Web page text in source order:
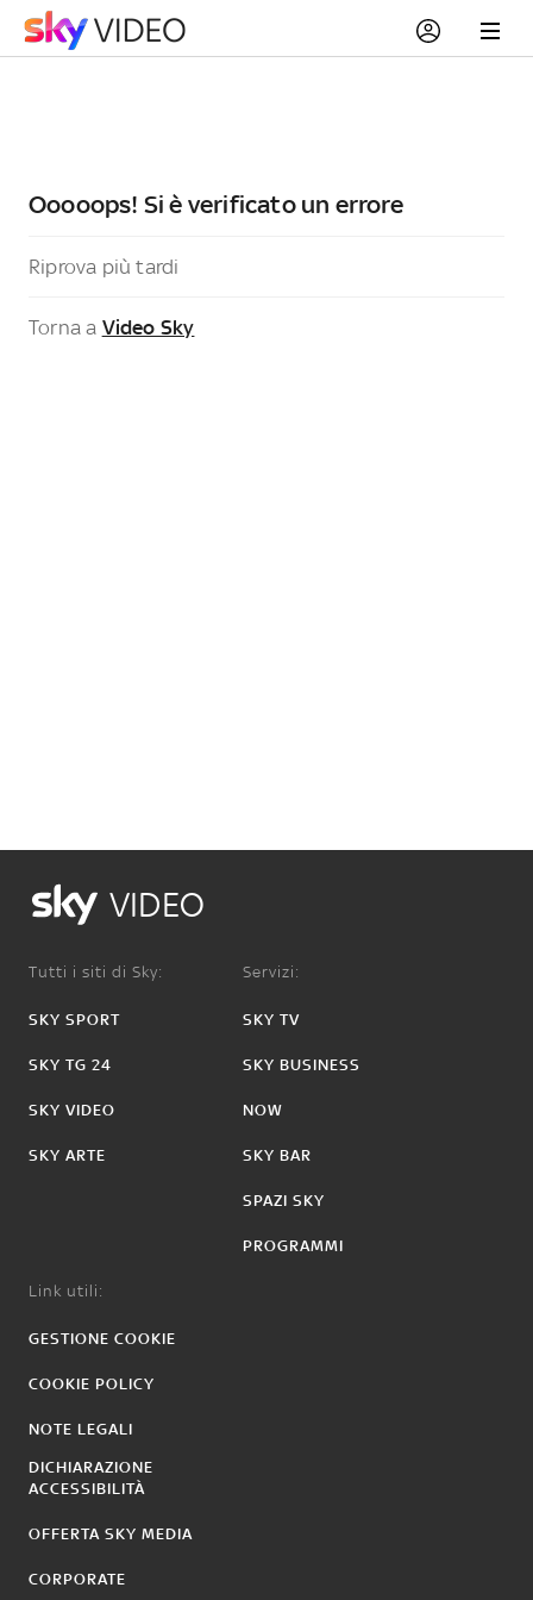
Ooooops! Si è verificato un errore
Riprova più tardi
Torna a Video Sky
VIDEO
Tutti i siti di Sky:
SKY SPORT
SKY TG 24
SKY VIDEO
SKY ARTE
Servizi:
SKY TV
SKY BUSINESS
NOW
SKY BAR
SPAZI SKY
PROGRAMMI
Link utili:
GESTIONE COOKIE
COOKIE POLICY
NOTE LEGALI
DICHIARAZIONE
ACCESSIBILITÀ
OFFERTA SKY MEDIA
CORPORATE